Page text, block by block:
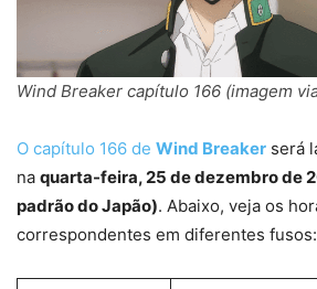
Wind Breaker capítulo 166 (imagem
O capítulo 166 de Wind Breaker será
na quarta-feira, 25 de dezembro de
padrão do Japão). Abaixo, veja os
correspondentes em diferentes fusos: